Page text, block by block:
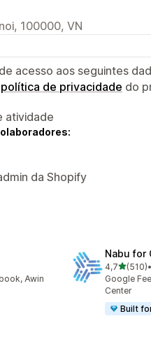
100000, VN
acesso aos seguintes
política de privacidade do
atividade
da Shopify
Awin
Nabu for
4,7de 5(510)
510 total •
Google
Center
Built